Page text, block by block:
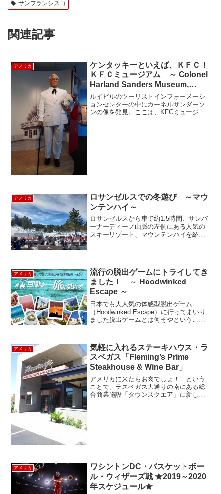
サンフランシスコ
関連記事
アメリカ
ケンタッキーといえば、ＫＦＣ！
ＫＦＣミュージアム ～ Colonel
Harland Sanders Museum,
Louisville Kentucky ～
ルイビルのツーリストインフォーメーシ
ョンセンターの中にカーネルサンダーソ
ンの像を発見。ここは、KFCミュージア
アメリカ
ロサンゼルスでの冬遊び ～マウ
ンテンハイ～
ロサンゼルスから車で約1.5時間、サンバ
ーナーディーノ山脈の左側にある人気の
スキーリゾート、マウンテンハイを紹介
ノーボーダー用の...
アメリカ
流行の脱出ゲームにトライしてき
ました！ ～ Hoodwinked
Escape ～
日本でも大人気の体感型脱出ゲーム
（Hoodwinked Escape）に行ってまいり
ました脱出ゲームとは何ぞやということ
い謎解きをするというかなりエキサイテ
ィングなゲ...
アメリカ
気軽に入れるステーキハウス・ラ
スベガス「Fleming’s Prime
Steakhouse & Wine Bar」
アメリカに来たらお肉でしょ！ という
ことで、ラスベガス大通りの南にある総
合商業施設「タウンスクエア」に新しく
アメリカ
ワシントンDC・バスケットボー
ル・ウィザーズ戦 ★2019～2020
年スケジュール★